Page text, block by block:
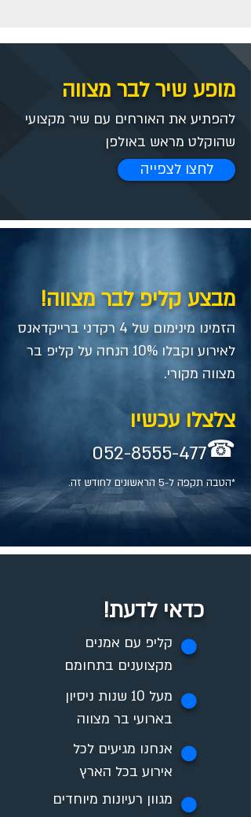
מופע שיר לבר מצווה
להפתיע את האורחים עם שיר מקצועי
שהוקלט מראש באולפן
לחצו לצפייה
מבצע קליפ לבר מצווה!
הזמינו מינימום של 4 רקדני ברייקדאנס
לאירוע וקבלו 10% הנחה על קליפ בר
מצווה מקורי.
צלצלו עכשיו
052-8555-477☎
*הטבה תקפה ל-5 הראשונים לחודש זה.
כדאי לדעת!
קליפ עם אמנים
מקצוענים בתחומם
✪
מעל 10 שנות ניסיון
בארועי בר מצווה
✪
אנחנו מגיעים לכל
אירוע בכל הארץ
✪
מגוון רעיונות מיוחדים ✪